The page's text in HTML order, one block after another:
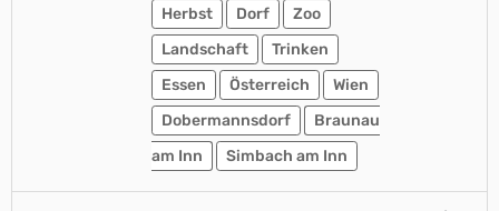
Herbst Dorf
Zoo
Landschaft
Trinken
Essen
Österreich
Wien
Dobermannsdorf
Braunau
am Inn
Simbach am Inn